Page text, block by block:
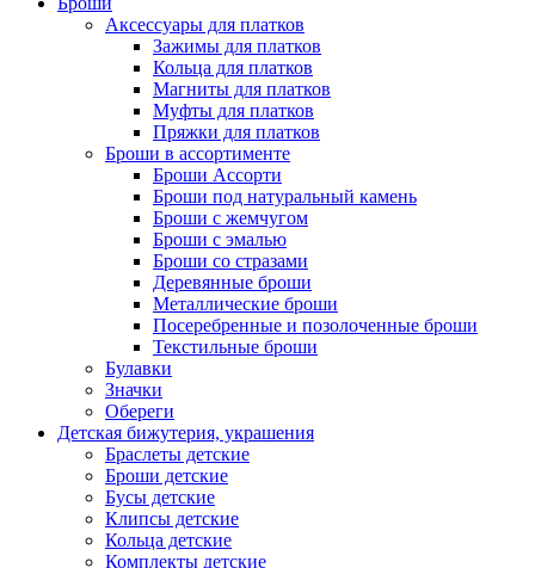
Аксессуары для платков
Зажимы для платков
Кольца для платков
Магниты для платков
Муфты для платков
Пряжки для платков
Броши в ассортименте
Броши Ассорти
Броши под натуральный камень
Броши с жемчугом
Броши с эмалью
Броши со стразами
Деревянные броши
Металлические броши
Посеребренные и позолоченные броши
Текстильные броши
Булавки
Значки
Обереги
Детская бижутерия, украшения
Браслеты детские
Броши детские
Бусы детские
Клипсы детские
Кольца детские
Комплекты детские